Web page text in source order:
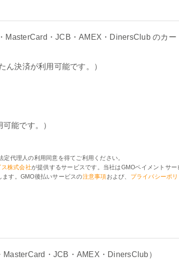
MasterCard・JCB・AMEX・DinersClub のカー
ん決済が利用可能です。）
能です。）
代理人の利用同意を得てご利用ください。
株式会社が提供するサービスです。当社はGMOペイメントサ
す。GMO後払いサービスの注意事項および、 プライバシーポ
・JCB・AMEX・DinersClub）